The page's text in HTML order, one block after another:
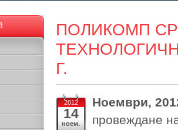
ПОЛИКОМП
Г.
2012
14
ноем.
Ноември,
провеждане